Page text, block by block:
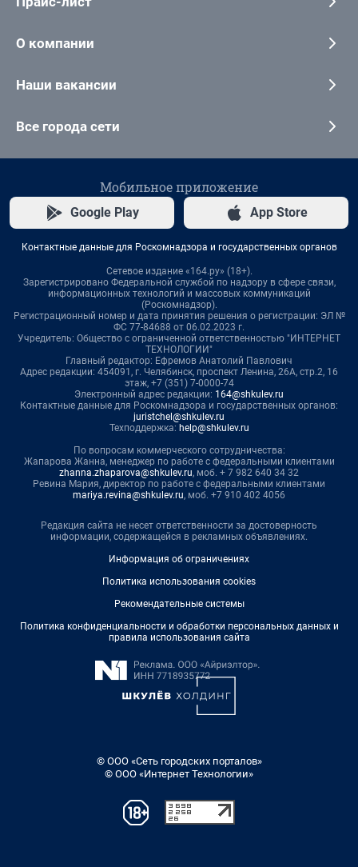
О компании
Наши вакансии
Все города сети
Мобильное приложение
Google Play App Store
Контактные данные для Роскомнадзора и государственных органов
Сетевое издание «164.ру» (18+).
Зарегистрировано Федеральной службой по надзору в сфере связи,
информационных технологий и массовых коммуникаций
(Роскомнадзор).
Регистрационный номер и дата принятия решения о регистрации: ЭЛ №
ФС 77-84688 от 06.02.2023 г.
Учредитель: Общество с ограниченной ответственностью "ИНТЕРНЕТ
ТЕХНОЛОГИИ"
Главный редактор: Ефремов Анатолий Павлович
Адрес редакции: 454091, г. Челябинск, проспект Ленина, 26А, стр.2, 16
этаж, +7 (351) 7-0000-74
Электронный адрес редакции: 164@shkulev.ru
Контактные данные для Роскомнадзора и государственных органов:
juristchel@shkulev.ru
Техподдержка: help@shkulev.ru
По вопросам коммерческого сотрудничества:
Жапарова Жанна, менеджер по работе с федеральными клиентами
zhanna.zhaparova@shkulev.ru, моб. + 7 982 640 34 32
Ревина Мария, директор по работе с федеральными клиентами
mariya.revina@shkulev.ru, моб. +7 910 402 4056
Редакция сайта не несет ответственности за достоверность
информации, содержащейся в рекламных объявлениях.
Информация об ограничениях
Политика использования cookies
Рекомендательные системы
Политика конфиденциальности и обработки персональных данных и
правила использования сайта
© ООО «Сеть городских порталов»
© ООО «Интернет Технологии»